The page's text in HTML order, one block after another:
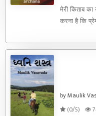
मेरी किताब
करना है कि
by Maulik
(0/5)